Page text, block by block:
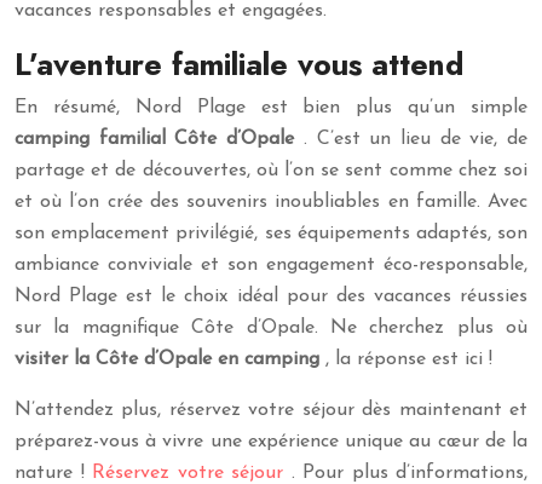
vacances responsables et engagées.
L’aventure familiale vous attend
En résumé, Nord Plage est bien plus qu’un simple
camping familial Côte d’Opale . C’est un lieu de vie, de
partage et de découvertes, où l’on se sent comme chez soi
et où l’on crée des souvenirs inoubliables en famille. Avec
son emplacement privilégié, ses équipements adaptés, son
ambiance conviviale et son engagement éco-responsable,
Nord Plage est le choix idéal pour des vacances réussies
sur la magnifique Côte d’Opale. Ne cherchez plus où
visiter la Côte d’Opale en camping , la réponse est ici !
N’attendez plus, réservez votre séjour dès maintenant et
préparez-vous à vivre une expérience unique au cœur de la
nature ! Réservez votre séjour . Pour plus d’informations,